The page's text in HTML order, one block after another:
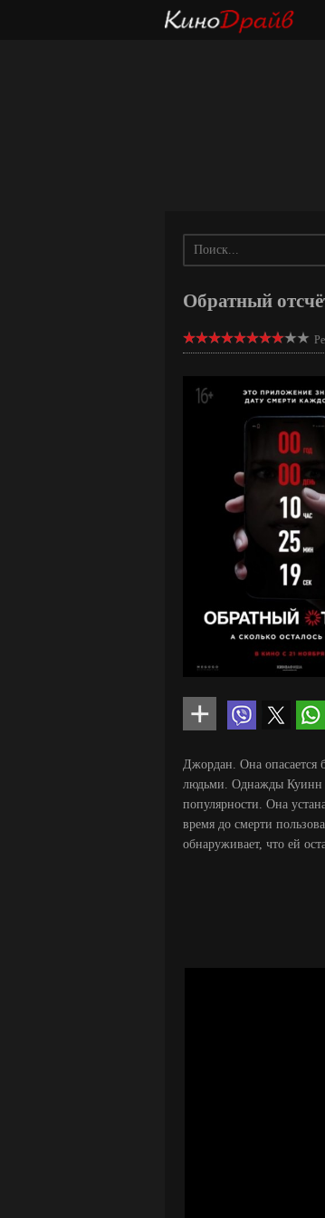
Обратный
Джордан. Она опасается
людьми. Однажды Куинн
популярности. Она
время до смерти
обнаруживает, что ей